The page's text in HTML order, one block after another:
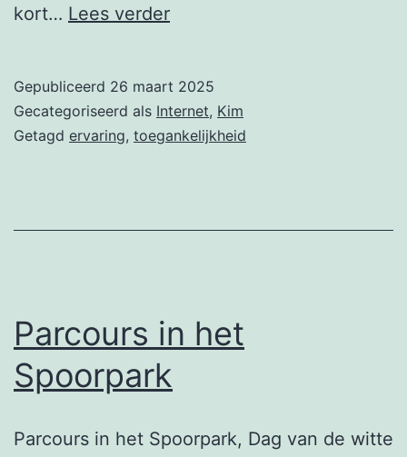
kort… Lees verderKennissessie
Gepubliceerd 26 maart 2025
Gecategoriseerd als Internet, Kim
Getagd ervaring, toegankelijkheid
Parcours in het
Spoorpark
Parcours in het Spoorpark, Dag van de witte